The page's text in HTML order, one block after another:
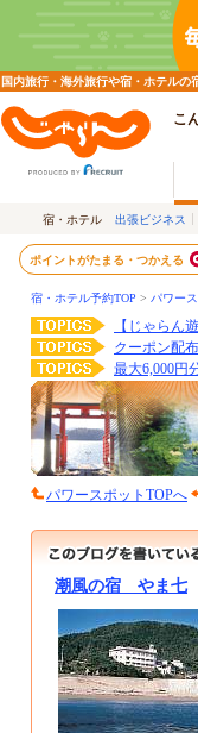
国内旅行・海外旅行や宿・ホテル
こ
宿・ホテル 出張ビジネス
ポイントがたまる・つかえる
宿・ホテル予約TOP > パワー
【じゃらん
クーポン配
最大6,000円
パワースポットTOPへ
潮風の宿 やま七